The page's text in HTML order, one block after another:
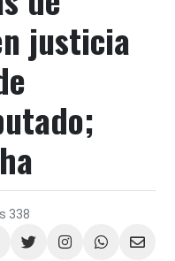
justicia
338